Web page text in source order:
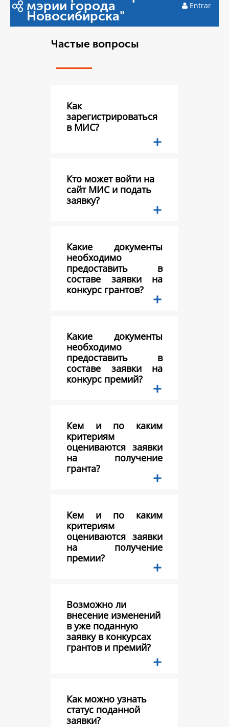
мэрии города
Новосибирска"
Entrar
Частые вопросы
Как
зарегистрироваться
в МИС?
Кто может войти на
сайт МИС и подать
заявку?
Какие документы
необходимо
предоставить в
составе заявки на
конкурс грантов?
Какие документы
необходимо
предоставить в
составе заявки на
конкурс премий?
Кем и по каким
критериям
оцениваются заявки
на получение
гранта?
Кем и по каким
критериям
оцениваются заявки
на получение
премии?
Возможно ли
внесение изменений
в уже поданную
заявку в конкурсах
грантов и премий?
Как можно узнать
статус поданной
заявки?